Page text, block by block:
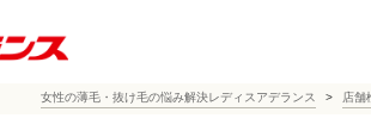
女性の薄毛・抜け毛の悩み解決レディスアデランス 店舗